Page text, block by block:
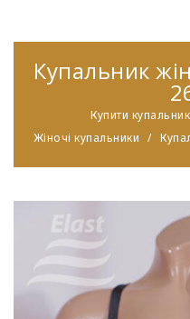
Купальник
Купити
Жіночі купальники